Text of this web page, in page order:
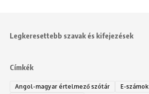
Legkeresettebb szavak és kifejezések
Címkék
Angol-magyar értelmező szótár E-számok